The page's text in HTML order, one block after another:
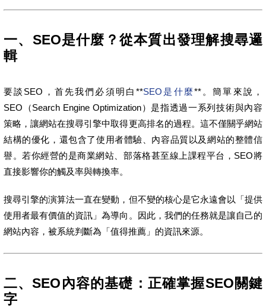
一、SEO是什麼？從本質出發理解搜尋邏
輯
要談SEO，首先我們必須明白**SEO是什麼**。簡單來說，
SEO（Search Engine Optimization）是指透過一系列技術與內容
策略，讓網站在搜尋引擎中取得更高排名的過程。這不僅關乎網站
結構的優化，還包含了使用者體驗、內容品質以及網站的整體信
譽。若你經營的是商業網站、部落格甚至線上課程平台，SEO將
直接影響你的觸及率與轉換率。
搜尋引擎的演算法一直在變動，但不變的核心是它永遠會以「提供
使用者最有價值的資訊」為導向。因此，我們的任務就是讓自己的
網站內容，被系統判斷為「值得推薦」的資訊來源。
二、SEO內容的基礎：正確掌握SEO關鍵
字